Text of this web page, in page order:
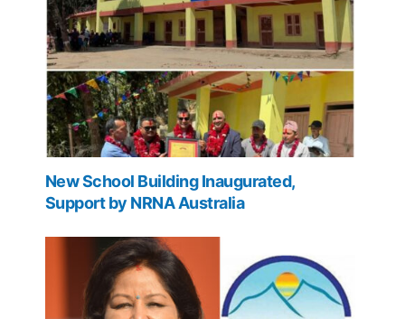
New School Building Inaugurated,
Support by NRNA Australia